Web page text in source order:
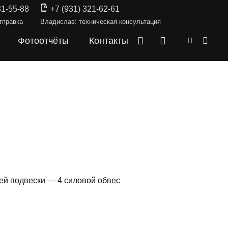
55-88 +7 (931) 321-62-61
Владислав: техническая консультация
Фотоотчёты Контакты
подвески — 4 силовой обвес